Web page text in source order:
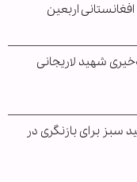
اربعین
شهید لاریجانی
برای بازنگری در